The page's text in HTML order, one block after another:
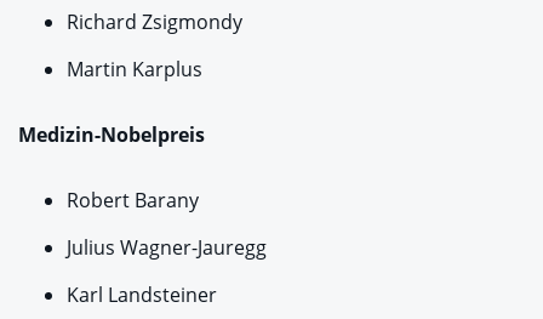
Richard Zsigmondy
Martin Karplus
Medizin-Nobelpreis
Robert Barany
Julius Wagner-Jauregg
Karl Landsteiner